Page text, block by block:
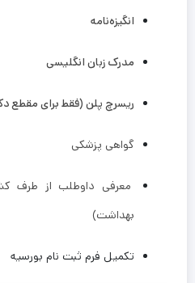
انگیزه‌نامه
مدرک زبان انگلیسی
ریسرچ پلن (فقط برای مقطع
گواهی پزشکی
معرفی داوطلب از طرف
بهداشت)
تکمیل فرم ثبت نام بورسیه